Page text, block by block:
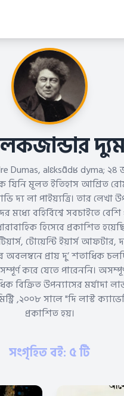
Dumas, alɛksɑ̃dʁ dyma; ২৪
মূলত ইতিহাস আশ্রিত
দ্য লা পাইয়্যত্রি। তার লেখা
বহির্বিশ্বে সবচাইতে
হিসেবে প্রকাশিত
টোয়েন্টি ইয়ার্স
প্রায় দু’ শতাধিক
করে যেতে পারেননি।
বিক্রিত উপন্যাসের মর্যাদা
,২০০৮ সালে "দি লাস্ট
প্রকাশিত হয়।
সংগৃহিত বই: ৫ টি